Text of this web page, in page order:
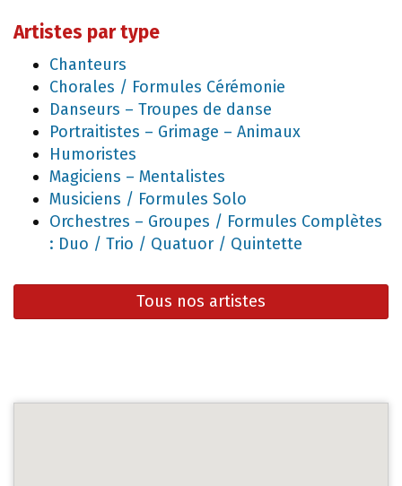
Artistes par type
Chanteurs
Chorales / Formules Cérémonie
Danseurs – Troupes de danse
Portraitistes – Grimage – Animaux
Humoristes
Magiciens – Mentalistes
Musiciens / Formules Solo
Orchestres – Groupes / Formules Complètes
: Duo / Trio / Quatuor / Quintette
Tous nos artistes